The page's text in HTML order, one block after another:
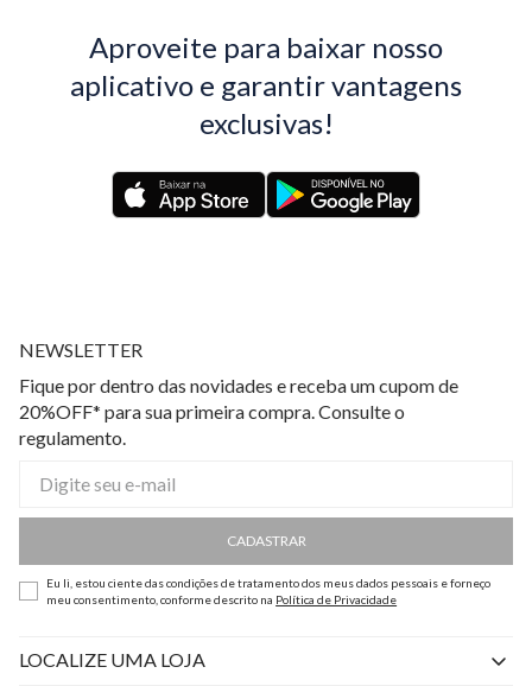
Aproveite para baixar nosso
aplicativo e garantir vantagens
exclusivas!
NEWSLETTER
Fique por dentro das novidades e receba um cupom de
20%OFF* para sua primeira compra. Consulte o
regulamento.
CADASTRAR
Eu li, estou ciente das condições de tratamento dos meus dados pessoais e forneço
meu consentimento, conforme descrito na Política de Privacidade
LOCALIZE UMA LOJA